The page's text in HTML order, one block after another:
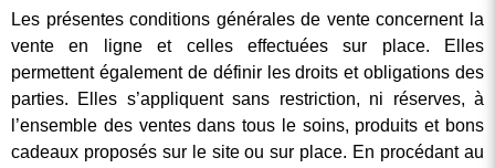
Les présentes conditions générales de vente concernent la
vente en ligne et celles effectuées sur place. Elles
permettent également de définir les droits et obligations des
parties. Elles s’appliquent sans restriction, ni réserves, à
l’ensemble des ventes dans tous le soins, produits et bons
cadeaux proposés sur le site ou sur place. En procédant au